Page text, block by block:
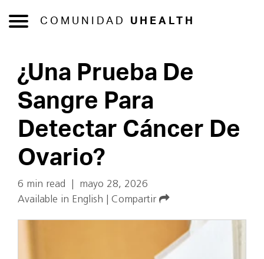
COMUNIDAD UHEALTH
¿Una Prueba De
Sangre Para
Detectar Cáncer De
Ovario?
6 min read
mayo 28, 2026
Available in English
Compartir